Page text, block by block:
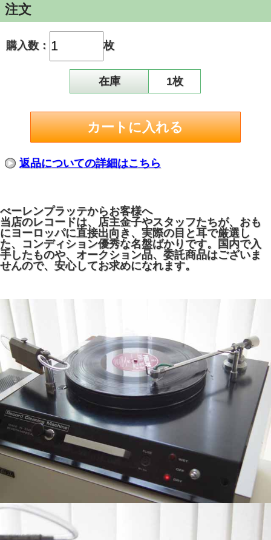
注文
購入数： 枚
在庫 1枚
返品についての詳細はこちら
べーレンプラッテからお客様へ
当店のレコードは、店主金子やスタッフたちが、おも
にヨーロッパに直接出向き、実際の目と耳で厳選し
た、コンディション優秀な名盤ばかりです。国内で入
手したものや、オークション品、委託商品はございま
せんので、安心してお求めになれます。